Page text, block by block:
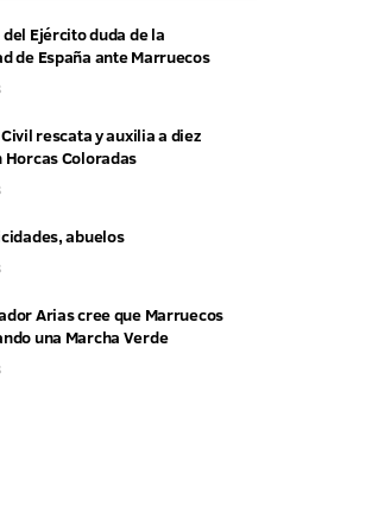
Ejército duda de la
de España ante Marruecos
rescata y auxilia a diez
Horcas Coloradas
abuelos
Arias cree que Marruecos
una Marcha Verde